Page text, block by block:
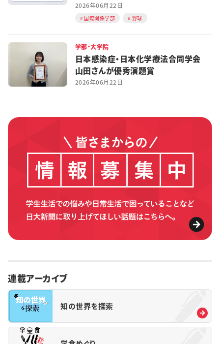
2026年06月22日
国際関係学部 野球
学部・大学院
日本感染症・日本化学療法合同学会
山田さんが優秀演題賞
2026年06月22日
連載アーカイブ
知の世界を探索